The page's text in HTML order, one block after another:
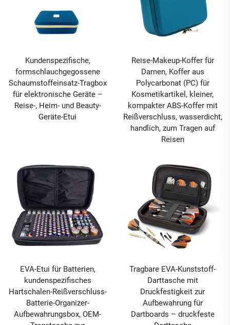
Kundenspezifische,
formschlauchgegossene
Schaumstoffeinsatz-Tragbox
für elektronische Geräte –
Reise-, Heim- und Beauty-
Geräte-Etui
Reise-Makeup-Koffer für
Damen, Koffer aus
Polycarbonat (PC) für
Kosmetikartikel, kleiner,
kompakter ABS-Koffer mit
Reißverschluss, wasserdicht,
handlich, zum Tragen auf
Reisen
EVA-Etui für Batterien,
kundenspezifisches
Hartschalen-Reißverschluss-
Batterie-Organizer-
Aufbewahrungsbox, OEM-
Tragbare EVA-Kunststoff-
Darttasche mit
Druckfestigkeit zur
Aufbewahrung für
Dartboards – druckfeste